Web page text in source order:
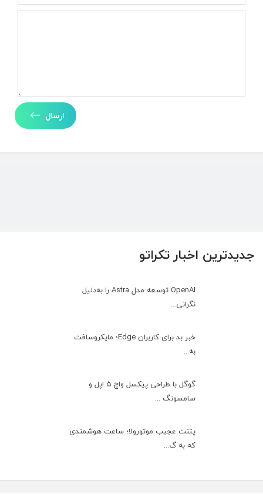
جدیدترین اخبار تکراتو
OpenAI توسعه مدل Astra را به‌دلیل
نگرانی...
خبر بد برای کاربران Edge؛ مایکروسافت
به‌...
گوگل با طراحی پیکسل واچ ۵ اپل و
سامسونگ ...
پتنت عجیب موتورولا؛ ساعت هوشمندی
که به گ...
ارسال